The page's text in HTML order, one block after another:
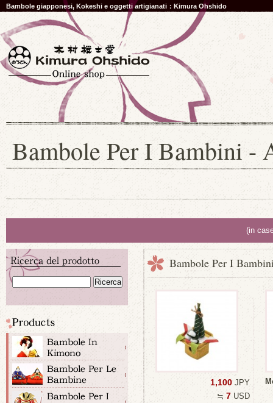
Bambole giapponesi, Kokeshi e oggetti artigianati：Kimura Ohshido
Bambole Per I Bambini -
(in
Bambole Per I
1,100 JPY
≒ 7 USD